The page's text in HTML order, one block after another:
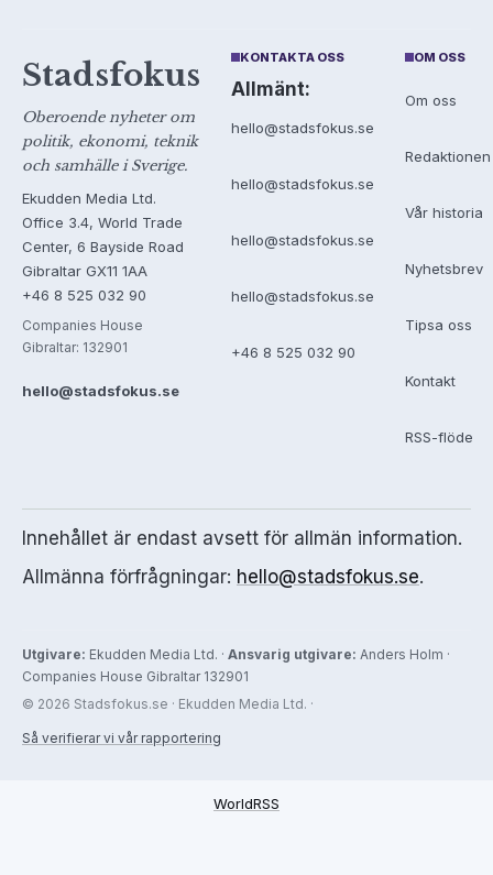
Stadsfokus
Oberoende nyheter om
politik, ekonomi, teknik
och samhälle i Sverige.
Ekudden Media Ltd.
Office 3.4, World Trade
Center, 6 Bayside Road
Gibraltar GX11 1AA
+46 8 525 032 90
Companies House
Gibraltar: 132901
hello@stadsfokus.se
KONTAKTA OSS
Allmänt:
hello@stadsfokus.se
hello@stadsfokus.se
hello@stadsfokus.se
hello@stadsfokus.se
+46 8 525 032 90
OM OSS
Om oss
Redaktionen
Vår historia
Nyhetsbrev
Tipsa oss
Kontakt
RSS-flöde
Innehållet är endast avsett för allmän information.
Allmänna förfrågningar: hello@stadsfokus.se.
Utgivare: Ekudden Media Ltd. · Ansvarig utgivare: Anders Holm ·
Companies House Gibraltar 132901
© 2026 Stadsfokus.se · Ekudden Media Ltd. ·
Så verifierar vi vår rapportering
WorldRSS